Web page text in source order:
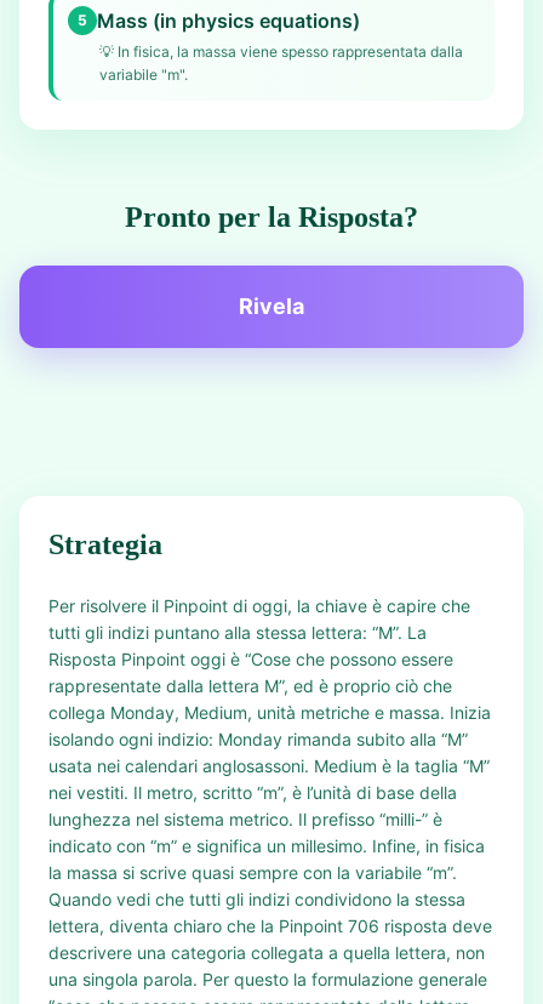
5 Mass (in physics equations)
💡 In fisica, la massa viene spesso rappresentata dalla
variabile "m".
Pronto per la Risposta?
Rivela
Strategia
Per risolvere il Pinpoint di oggi, la chiave è capire che
tutti gli indizi puntano alla stessa lettera: “M”. La
Risposta Pinpoint oggi è “Cose che possono essere
rappresentate dalla lettera M”, ed è proprio ciò che
collega Monday, Medium, unità metriche e massa. Inizia
isolando ogni indizio: Monday rimanda subito alla “M”
usata nei calendari anglosassoni. Medium è la taglia “M”
nei vestiti. Il metro, scritto “m”, è l’unità di base della
lunghezza nel sistema metrico. Il prefisso “milli-” è
indicato con “m” e significa un millesimo. Infine, in fisica
la massa si scrive quasi sempre con la variabile “m”.
Quando vedi che tutti gli indizi condividono la stessa
lettera, diventa chiaro che la Pinpoint 706 risposta deve
descrivere una categoria collegata a quella lettera, non
una singola parola. Per questo la formulazione generale